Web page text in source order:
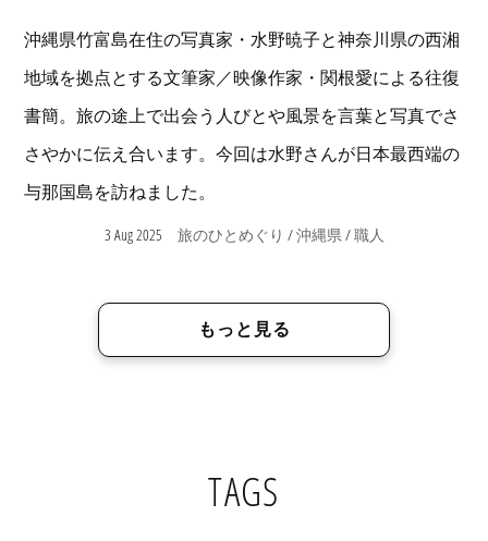
沖縄県竹富島在住の写真家・水野暁子と神奈川県の西湘
地域を拠点とする文筆家／映像作家・関根愛による往復
書簡。旅の途上で出会う人びとや風景を言葉と写真でさ
さやかに伝え合います。今回は水野さんが日本最西端の
与那国島を訪ねました。
3 Aug 2025 旅のひとめぐり /沖縄県/職人
もっと見る
TAGS